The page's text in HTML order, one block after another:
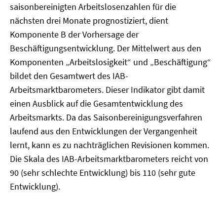
saisonbereinigten Arbeitslosenzahlen für die
nächsten drei Monate prognostiziert, dient
Komponente B der Vorhersage der
Beschäftigungsentwicklung. Der Mittelwert aus den
Komponenten „Arbeitslosigkeit“ und „Beschäftigung“
bildet den Gesamtwert des IAB-
Arbeitsmarktbarometers. Dieser Indikator gibt damit
einen Ausblick auf die Gesamtentwicklung des
Arbeitsmarkts. Da das Saisonbereinigungsverfahren
laufend aus den Entwicklungen der Vergangenheit
lernt, kann es zu nachträglichen Revisionen kommen.
Die Skala des IAB-Arbeitsmarktbarometers reicht von
90 (sehr schlechte Entwicklung) bis 110 (sehr gute
Entwicklung).